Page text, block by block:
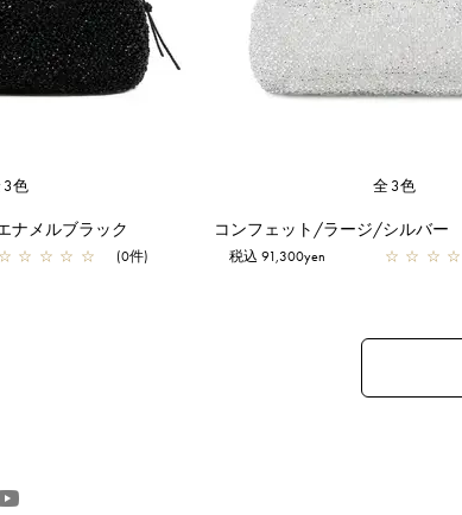
色
ナメルブラック
☆ ☆ ☆ ☆ ☆ (0件)
全3色
コンフェット/ラージ/シルバー
税込 91,300yen ☆ ☆ ☆ ☆